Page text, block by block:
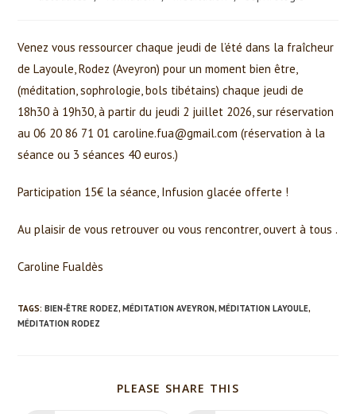
Venez vous ressourcer chaque jeudi de l’été dans la fraîcheur
de Layoule, Rodez (Aveyron) pour un moment bien être,
(méditation, sophrologie, bols tibétains) chaque jeudi de
18h30 à 19h30, à partir du jeudi 2 juillet 2026, sur réservation
au 06 20 86 71 01 caroline.fua@gmail.com (réservation à la
séance ou 3 séances 40 euros.)
Participation 15€ la séance, Infusion glacée offerte !
Au plaisir de vous retrouver ou vous rencontrer, ouvert à tous .
Caroline Fualdès
TAGS:BIEN-ÊTRE RODEZ, MÉDITATION AVEYRON, MÉDITATION LAYOULE,
MÉDITATION RODEZ
PLEASE SHARE THIS